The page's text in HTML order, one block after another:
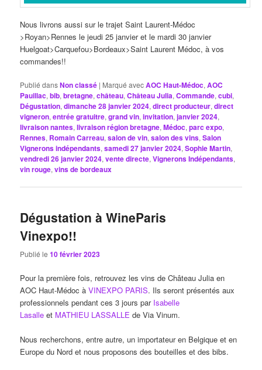
Nous livrons aussi sur le trajet Saint Laurent-Médoc
>Royan>Rennes le jeudi 25 janvier et le mardi 30 janvier
Huelgoat>Carquefou>Bordeaux>Saint Laurent Médoc, à vos
commandes!!
Publié dansNon classé | Marqué avecAOC Haut-Médoc,AOC
Pauillac,bib,bretagne,château,Château Julia,Commande,cubi,
Dégustation,dimanche 28 janvier 2024,direct producteur,direct
vigneron,entrée gratuitre,grand vin,invitation,janvier 2024,
livraison nantes,livraison région bretagne,Médoc,parc expo,
Rennes, Romain Carreau,salon de vin,salon des vins,Salon
Vignerons indépendants,samedi 27 janvier 2024,Sophie Martin,
vendredi 26 janvier 2024,vente directe,Vignerons Indépendants,
vin rouge,vins de bordeaux
Dégustation à WineParis
Vinexpo!!
Publié le10 février 2023
Pour la première fois, retrouvez les vins de Château Julia en
AOC Haut-Médoc àVINEXPO PARIS. Ils seront présentés aux
professionnels pendant ces 3 jours par Isabelle
Lasalle et MATHIEU LASSALLE de Via Vinum.
Nous recherchons, entre autre, un importateur en Belgique et en
Europe du Nord et nous proposons des bouteilles et des bibs.